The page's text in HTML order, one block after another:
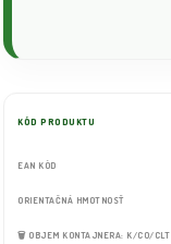
KÓD PRODUKTU
EAN KÓD
ORIENTAČNÁ HMOTNOSŤ
🗑️ OBJEM KONTAJNERA: K/CO/CLT